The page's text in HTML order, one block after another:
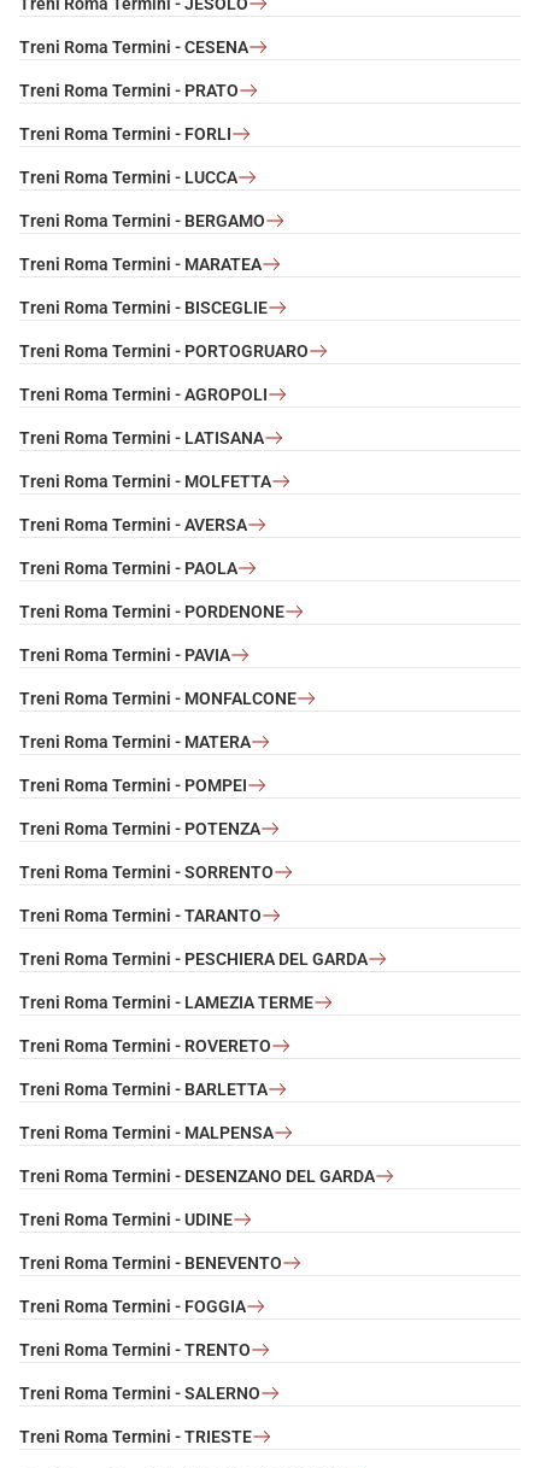
Treni Roma Termini - CESENA
Treni Roma Termini - PRATO
Treni Roma Termini - FORLI
Treni Roma Termini - LUCCA
Treni Roma Termini - BERGAMO
Treni Roma Termini - MARATEA
Treni Roma Termini - BISCEGLIE
Treni Roma Termini - PORTOGRUARO
Treni Roma Termini - AGROPOLI
Treni Roma Termini - LATISANA
Treni Roma Termini - MOLFETTA
Treni Roma Termini - AVERSA
Treni Roma Termini - PAOLA
Treni Roma Termini - PORDENONE
Treni Roma Termini - PAVIA
Treni Roma Termini - MONFALCONE
Treni Roma Termini - MATERA
Treni Roma Termini - POMPEI
Treni Roma Termini - POTENZA
Treni Roma Termini - SORRENTO
Treni Roma Termini - TARANTO
Treni Roma Termini - PESCHIERA DEL GARDA
Treni Roma Termini - LAMEZIA TERME
Treni Roma Termini - ROVERETO
Treni Roma Termini - BARLETTA
Treni Roma Termini - MALPENSA
Treni Roma Termini - DESENZANO DEL GARDA
Treni Roma Termini - UDINE
Treni Roma Termini - BENEVENTO
Treni Roma Termini - FOGGIA
Treni Roma Termini - TRENTO
Treni Roma Termini - SALERNO
Treni Roma Termini - TRIESTE